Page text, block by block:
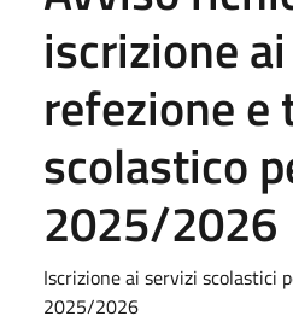
iscrizione
refezione
scolastico
2025/2026
Iscrizione ai servizi scolastici
2025/2026